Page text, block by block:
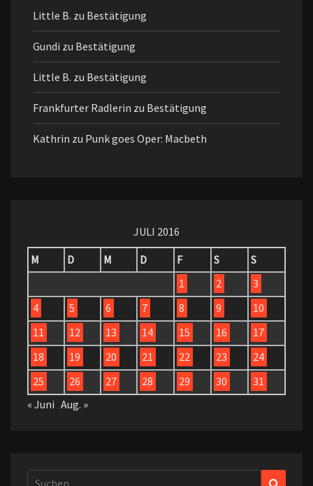
Little B. zu Bestätigung
Gundi zu Bestätigung
Little B. zu Bestätigung
Frankfurter Radlerin zu Bestätigung
Kathrin zu Punk goes Oper: Macbeth
JULI 2016
M
D M D F S
S
1
2
3
4
5 6 7 8 9
10
11
12 13 14 15 16
17
18
19 20 21 22 23
24
25
26 27 28 29 30
31
« Juni Aug. »
Suchen